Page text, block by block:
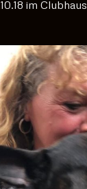
im Clubhaus